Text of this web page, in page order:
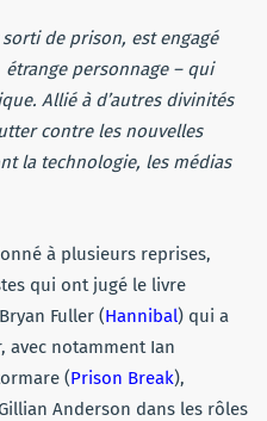
de prison, est engagé
personnage – qui
Allié à d’autres divinités
contre les nouvelles
la technologie, les médias
à plusieurs reprises,
qui ont jugé le livre
Fuller (Hannibal) qui a
avec notamment Ian
(Prison Break),
Anderson dans les rôles